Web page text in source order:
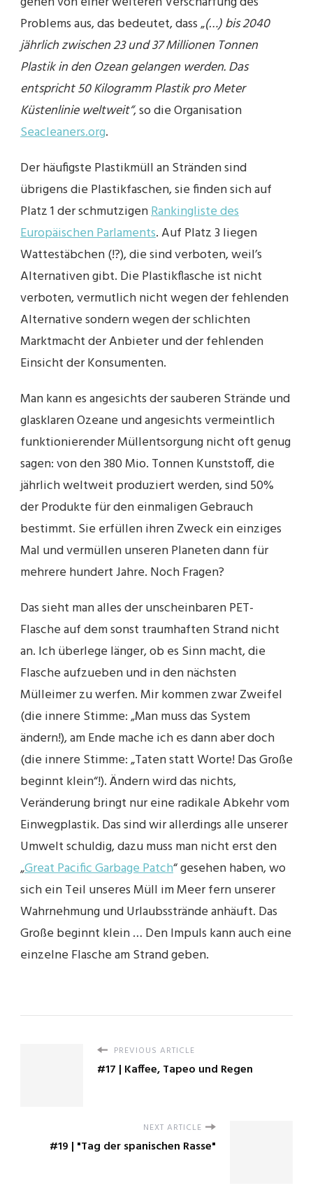
Problems aus, das bedeutet, dass „(…) bis 2040
jährlich zwischen 23 und 37 Millionen Tonnen
Plastik in den Ozean gelangen werden. Das
entspricht 50 Kilogramm Plastik pro Meter
Küstenlinie weltweit“, so die Organisation
Seacleaners.org.
Der häufigste Plastikmüll an Stränden sind
übrigens die Plastikfaschen, sie finden sich auf
Platz 1 der schmutzigenRankingliste des
Europäischen Parlaments. Auf Platz 3 liegen
Wattestäbchen (!?), die sind verboten, weil’s
Alternativen gibt. Die Plastikflasche ist nicht
verboten, vermutlich nicht wegen der fehlenden
Alternative sondern wegen der schlichten
Marktmacht der Anbieter und der fehlenden
Einsicht der Konsumenten.
Man kann es angesichts der sauberen Strände und
glasklaren Ozeane und angesichts vermeintlich
funktionierender Müllentsorgung nicht oft genug
sagen: von den 380 Mio. Tonnen Kunststoff, die
jährlich weltweit produziert werden, sind 50%
der Produkte für den einmaligen Gebrauch
bestimmt. Sie erfüllen ihren Zweck ein einziges
Mal und vermüllen unseren Planeten dann für
mehrere hundert Jahre. Noch Fragen?
Das sieht man alles der unscheinbaren PET-
Flasche auf dem sonst traumhaften Strand nicht
an. Ich überlege länger, ob es Sinn macht, die
Flasche aufzueben und in den nächsten
Mülleimer zu werfen. Mir kommen zwar Zweifel
(die innere Stimme: „Man muss das System
ändern!), am Ende mache ich es dann aber doch
(die innere Stimme: „Taten statt Worte! Das Große
beginnt klein“!). Ändern wird das nichts,
Veränderung bringt nur eine radikale Abkehr vom
Einwegplastik. Das sind wir allerdings alle unserer
Umwelt schuldig, dazu muss man nicht erst den
„Great Pacific Garbage Patch“ gesehen haben, wo
sich ein Teil unseres Müll im Meer fern unserer
Wahrnehmung und Urlaubsstrände anhäuft. Das
Große beginnt klein … Den Impuls kann auch eine
einzelne Flasche am Strand geben.
PREVIOUS ARTICLE
#17 | Kaffee, Tapeo und Regen
NEXT ARTICLE
#19 | "Tag der spanischen Rasse"